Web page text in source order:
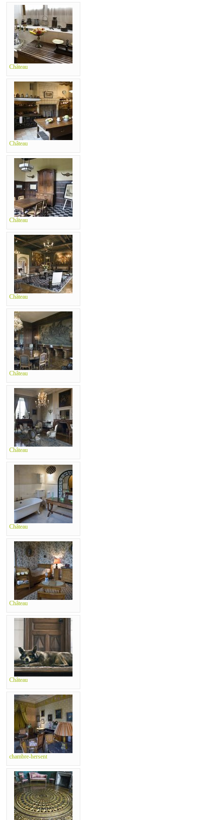
Château
Château
Château
Château
Château
Château
Château
Château
Château
chambre-hersent